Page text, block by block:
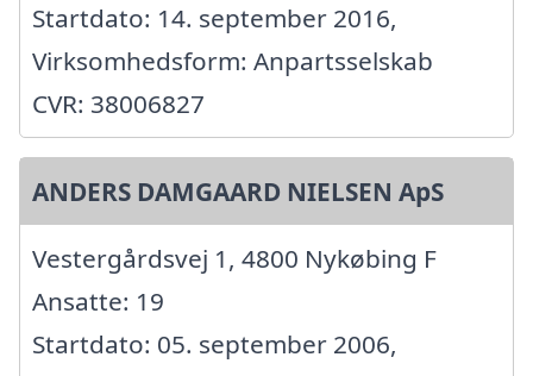
Startdato: 14. september 2016,
Virksomhedsform: Anpartsselskab
CVR: 38006827
ANDERS DAMGAARD NIELSEN ApS
Vestergårdsvej 1, 4800 Nykøbing F
Ansatte: 19
Startdato: 05. september 2006,